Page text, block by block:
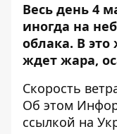
Весь день 4
иногда на
облака. В
ждет жара,
Скорость
Об этом
ссылкой на